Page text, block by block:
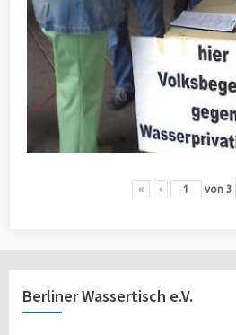
« ‹ von 3
Berliner Wassertisch e.V.